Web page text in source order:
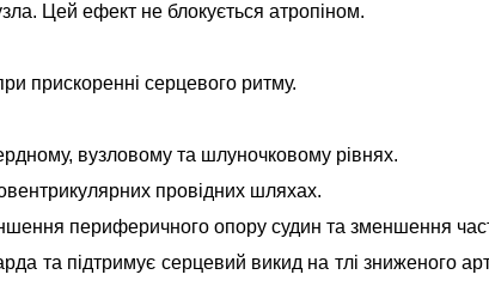
Цей ефект не блокується атропіном.
прискоренні серцевого ритму.
вузловому та шлуночковому рівнях.
провідних шляхах.
периферичного опору судин та зменшення
та підтримує серцевий викид на тлі зниженого